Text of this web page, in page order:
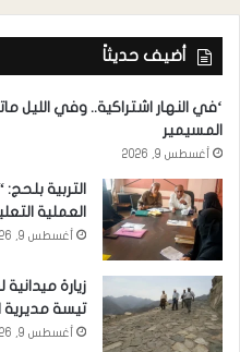
أضيف حديثاً
‘في النهار اشتراكية.. وفي الليل
المسيمير
أغسطس 9, 2026
التربية
العملية
أغسطس 9, 2026
زيارة
تيسة
أغسطس 9, 2026